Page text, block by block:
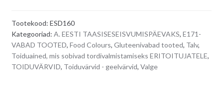
NEW
WHITE
35
g
t
Tootekood: ESD160
Kategooriad: A. EESTI TAASISESEISVUMISPÄEVAKS, E171-
VABAD TOOTED, Food Colours, Gluteenivabad tooted, Talv,
Toiduained, mis sobivad tordivalmistamiseks ERITOITUJATELE,
TOIDUVÄRVID, Toiduvärvid - geelvärvid, Valge